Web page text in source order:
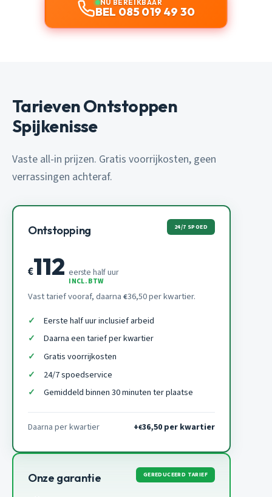
NU BEREIKBAAR
BEL 085 019 49 30
Tarieven Ontstoppen
Spijkenisse
Vaste all-in prijzen. Gratis voorrijkosten, geen
verrassingen achteraf.
Ontstopping 24/7 SPOED
€112 eerste half uur
INCL. BTW
Vast tarief vooraf, daarna €36,50 per kwartier.
Eerste half uur inclusief arbeid
Daarna een tarief per kwartier
Gratis voorrijkosten
24/7 spoedservice
Gemiddeld binnen 30 minuten ter plaatse
Daarna per kwartier +€36,50 per kwartier
Onze garantie GEREDUCEERD TARIEF